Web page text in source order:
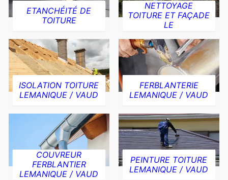
ETANCHÉITÉ DE
TOITURE
NETTOYAGE
TOITURE ET FAÇADE
LE
ISOLATION TOITURE
LEMANIQUE / VAUD
FERBLANTERIE
LEMANIQUE / VAUD
COUVREUR
FERBLANTIER
LEMANIQUE / VAUD
PEINTURE TOITURE
LEMANIQUE / VAUD